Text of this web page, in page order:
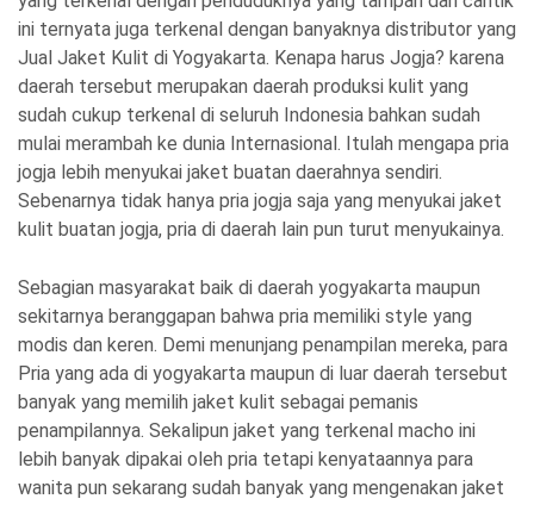
ini ternyata juga terkenal dengan banyaknya distributor yang
Jual Jaket Kulit di Yogyakarta. Kenapa harus Jogja? karena
daerah tersebut merupakan daerah produksi kulit yang
sudah cukup terkenal di seluruh Indonesia bahkan sudah
mulai merambah ke dunia Internasional. Itulah mengapa pria
jogja lebih menyukai jaket buatan daerahnya sendiri.
Sebenarnya tidak hanya pria jogja saja yang menyukai jaket
kulit buatan jogja, pria di daerah lain pun turut menyukainya.
Sebagian masyarakat baik di daerah yogyakarta maupun
sekitarnya beranggapan bahwa pria memiliki style yang
modis dan keren. Demi menunjang penampilan mereka, para
Pria yang ada di yogyakarta maupun di luar daerah tersebut
banyak yang memilih jaket kulit sebagai pemanis
penampilannya. Sekalipun jaket yang terkenal macho ini
lebih banyak dipakai oleh pria tetapi kenyataannya para
wanita pun sekarang sudah banyak yang mengenakan jaket